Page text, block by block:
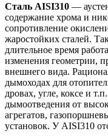
Сталь AISI310 —
содержание хрома и
сопротивление
жаростойких сталей.
длительное время
изменения геометрии,
внешнего вида.
дымоходах для
дровах, угле, коксе и
дымоотведения от
агрегатов,
установок. У AISI310